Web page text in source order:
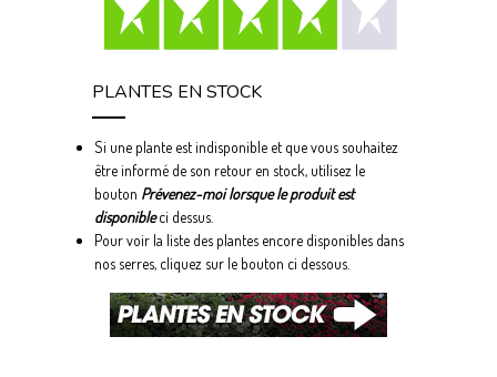
PLANTES EN STOCK
Si une plante est indisponible et que vous souhaitez
être informé de son retour en stock, utilisez le
bouton Prévenez-moi lorsque le produit est
disponibleci dessus.
Pour voir la liste des plantes encore disponibles dans
nos serres, cliquez sur le bouton ci dessous.